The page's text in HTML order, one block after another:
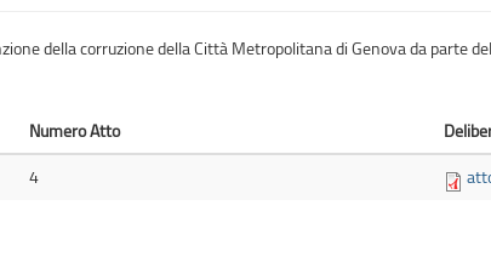
della corruzione della Città Metropolitana di Genova da parte
Numero Atto
4